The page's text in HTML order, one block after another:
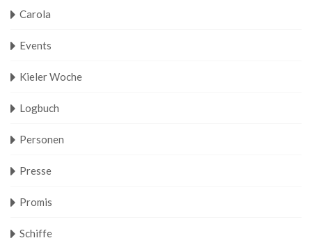
Carola
Events
Kieler Woche
Logbuch
Personen
Presse
Promis
Schiffe